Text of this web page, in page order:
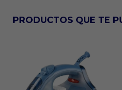
PRODUCTOS QUE TE